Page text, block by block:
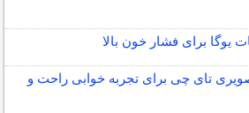
یوگا برای فشار خون بالا
تای چی برای تجربه خوابی راحت و